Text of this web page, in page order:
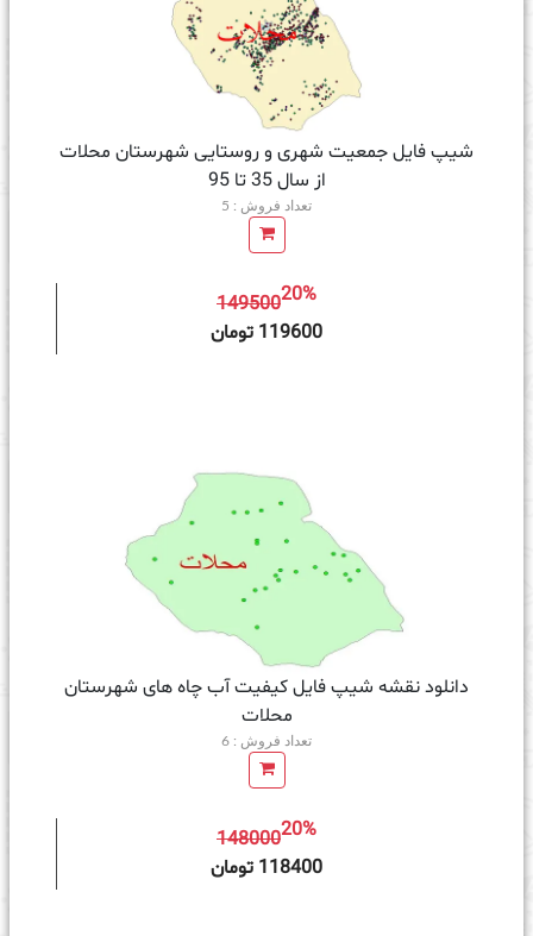
شیپ فایل جمعیت شهری و روستایی شهرستان محلات
از سال 35 تا 95
تعداد فروش : 5
14950020%
119600 تومان
دانلود نقشه شیپ فایل کیفیت آب چاه های شهرستان
محلات
تعداد فروش : 6
14800020%
118400 تومان